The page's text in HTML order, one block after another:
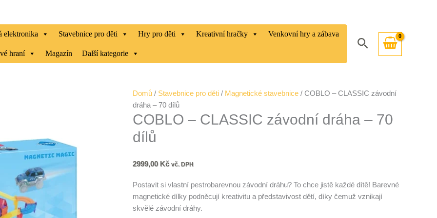
elektronika Stavebnice pro děti Hry pro děti Kreativní hračky Venkovní hry a zábava
hraní Magazín Další kategorie
Hledat
Domů / Stavebnice pro děti / Magnetické stavebnice / COBLO – CLASSIC závodní
dráha – 70 dílů
COBLO – CLASSIC závodní dráha – 70
dílů
2999,00 Kč vč. DPH
Postavit si vlastní pestrobarevnou závodní dráhu? To chce jistě každé dítě! Barevné
magnetické dílky podněcují kreativitu a představivost dětí, díky čemuž vznikají
skvělé závodní dráhy.
COBLO
-
CLASSIC
dráha
70
množství